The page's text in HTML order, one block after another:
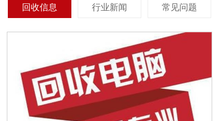
回收信息 行业新闻 常见问题